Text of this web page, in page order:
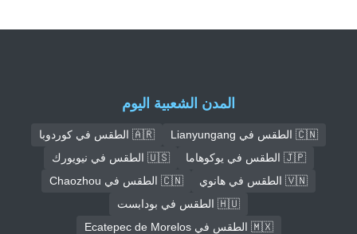
المدن الشعبية اليوم
🇨🇳 الطقس في Lianyungang
🇦🇷 الطقس في كوردوبا
🇯🇵 الطقس في يوكوهاما
🇺🇸 الطقس في نيويورك
🇻🇳 الطقس في هانوي
🇨🇳 الطقس في Chaozhou
🇭🇺 الطقس في بودابست
🇲🇽 الطقس في Ecatepec de Morelos